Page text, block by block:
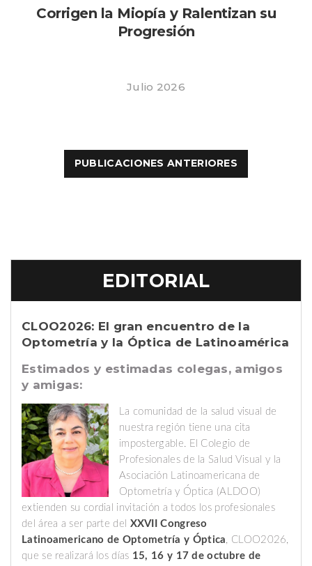
Corrigen la Miopía y Ralentizan su
Progresión
Julio 2026
entradas
PUBLICACIONES ANTERIORES
EDITORIAL
CLOO2026: El gran encuentro de la
Optometría y la Óptica de Latinoamérica
Estimados y estimadas colegas, amigos
y amigas:
La comunidad de la salud visual de
nuestra región tiene una cita
impostergable. El Colegio de
Profesionales de la Salud Visual y la
Asociación Latinoamericana de
Optometría y Óptica (ALDOO)
extienden su cordial invitación a todos los profesionales
del área a ser parte del XXVII Congreso
Latinoamericano de Optometría y Óptica, CLOO2026,
que se realizará los días 15, 16 y 17 de octubre de